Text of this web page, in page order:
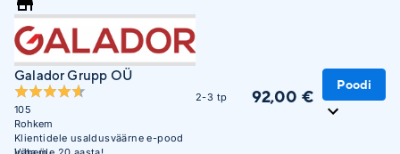
Galador Grupp OÜ
105
Rohkem
Klientidele usaldusväärne e-pood
2-3 tp 92,00 €
Poodi